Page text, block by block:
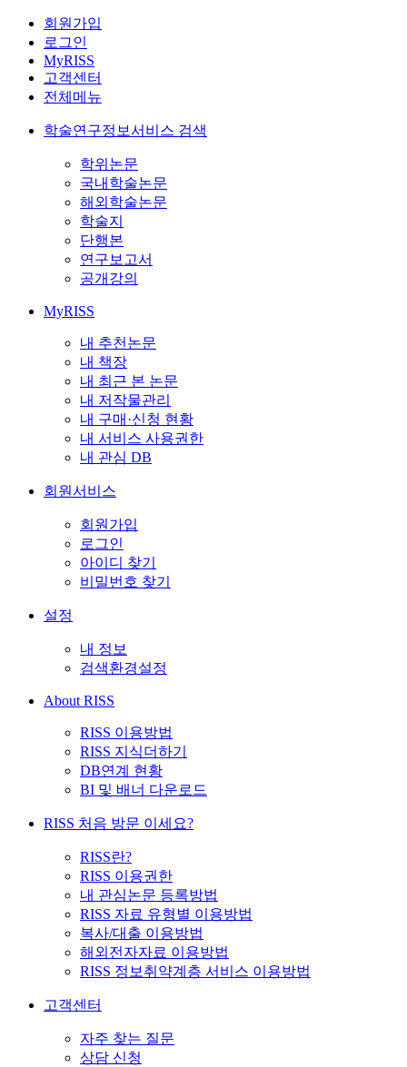
회원가입
로그인
MyRISS
고객센터
전체메뉴
학술연구정보서비스 검색
학위논문
국내학술논문
해외학술논문
학술지
단행본
연구보고서
공개강의
MyRISS
내 추천논문
내 책장
내 최근 본 논문
내 저작물관리
내 구매·신청 현황
내 서비스 사용권한
내 관심 DB
회원서비스
회원가입
로그인
아이디 찾기
비밀번호 찾기
설정
내 정보
검색환경설정
About RISS
RISS 이용방법
RISS 지식더하기
DB연계 현황
BI 및 배너 다운로드
RISS 처음 방문 이세요?
RISS란?
RISS 이용권한
내 관심논문 등록방법
RISS 자료 유형별 이용방법
복사/대출 이용방법
해외전자자료 이용방법
RISS 정보취약계층 서비스 이용방법
고객센터
자주 찾는 질문
상담 신청